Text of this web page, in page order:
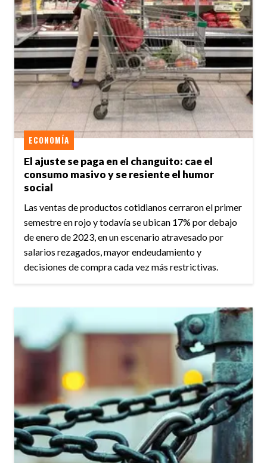
El ajuste se paga en el changuito: cae el
consumo masivo y se resiente el humor
social
ECONOMÍA
Las ventas de productos cotidianos cerraron el primer
semestre en rojo y todavía se ubican 17% por debajo
de enero de 2023, en un escenario atravesado por
salarios rezagados, mayor endeudamiento y
decisiones de compra cada vez más restrictivas.